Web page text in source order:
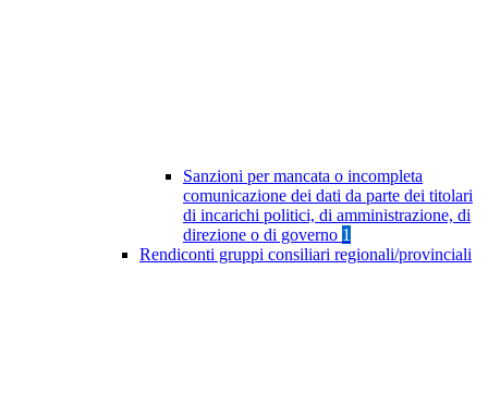
Sanzioni per mancata o incompleta
comunicazione dei dati da parte dei titolari
di incarichi politici, di amministrazione, di
direzione o di governo 1
Rendiconti gruppi consiliari regionali/provinciali